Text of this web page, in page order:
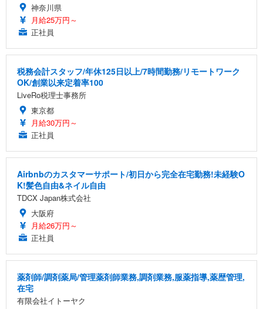
神奈川県
月給25万円～
正社員
税務会計スタッフ/年休125日以上/7時間勤務/リモートワーク
OK/創業以来定着率100
LiveRo税理士事務所
東京都
月給30万円～
正社員
Airbnbのカスタマーサポート/初日から完全在宅勤務!未経験O
K!髪色自由&ネイル自由
TDCX Japan株式会社
大阪府
月給26万円～
正社員
薬剤師/調剤薬局/管理薬剤師業務,調剤業務,服薬指導,薬歴管理,
在宅
有限会社イトーヤク